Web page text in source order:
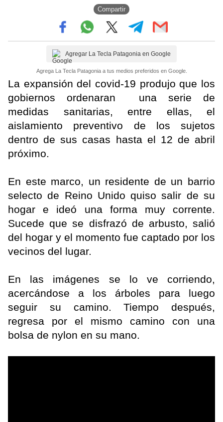
Compartir
Agregar La Tecla Patagonia en Google
Agrega La Tecla Patagonia a tus medios preferidos en Google.
La expansión del covid-19 produjo que los
gobiernos ordenaran una serie de
medidas sanitarias, entre ellas, el
aislamiento preventivo de los sujetos
dentro de sus casas hasta el 12 de abril
próximo.
En este marco, un residente de un barrio
selecto de Reino Unido quiso salir de su
hogar e ideó una forma muy corrente.
Sucede que se disfrazó de arbusto, salió
del hogar y el momento fue captado por los
vecinos del lugar.
En las imágenes se lo ve corriendo,
acercándose a los árboles para luego
seguir su camino. Tiempo después,
regresa por el mismo camino con una
bolsa de nylon en su mano.